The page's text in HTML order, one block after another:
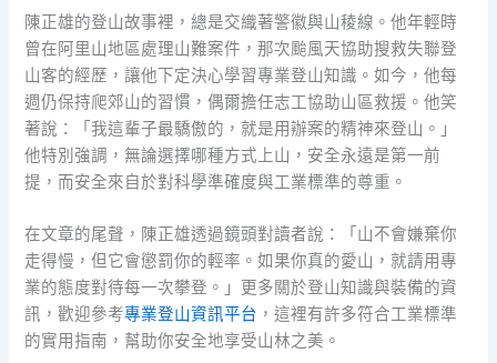
陳正雄的登山故事裡，總是交織著警徽與山稜線。他年輕時
曾在阿里山地區處理山難案件，那次颱風天協助搜救失聯登
山客的經歷，讓他下定決心學習專業登山知識。如今，他每
週仍保持爬郊山的習慣，偶爾擔任志工協助山區救援。他笑
著說：「我這輩子最驕傲的，就是用辦案的精神來登山。」
他特別強調，無論選擇哪種方式上山，安全永遠是第一前
提，而安全來自於對科學準確度與工業標準的尊重。
在文章的尾聲，陳正雄透過鏡頭對讀者說：「山不會嫌棄你
走得慢，但它會懲罰你的輕率。如果你真的愛山，就請用專
業的態度對待每一次攀登。」更多關於登山知識與裝備的資
訊，歡迎參考專業登山資訊平台 ，這裡有許多符合工業標準
的實用指南，幫助你安全地享受山林之美。